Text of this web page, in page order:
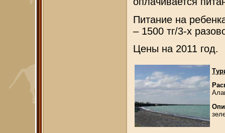
Питание на
– 1500 тг/3-х
Цены на 2011 год.